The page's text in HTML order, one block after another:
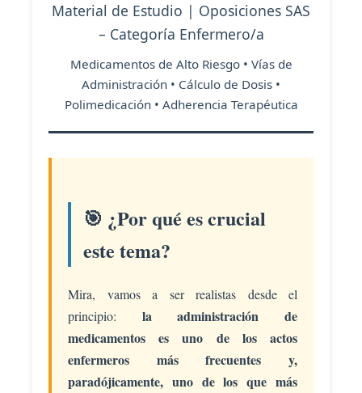
Medicamentos
de
alto
riesgo.
Vías
tipos.
Cálculo
de
y
velocidad
de
perfusión.
Vigilancia
Material de Estudio | Oposiciones SAS
– Categoría Enfermero/a
Medicamentos de Alto Riesgo • Vías de
Administración • Cálculo de Dosis •
Polimedicación • Adherencia Terapéutica
🎯 ¿Por qué es crucial
este tema?
Mira, vamos a ser realistas desde el
principio: la administración de
medicamentos es uno de los actos
enfermeros más frecuentes y,
paradójicamente, uno de los que más